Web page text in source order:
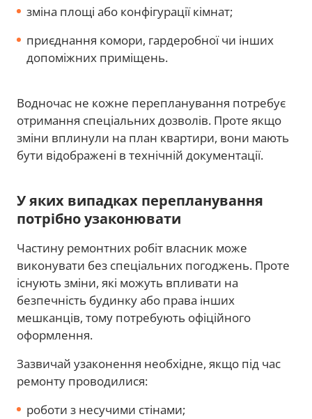
зміна площі або конфігурації кімнат;
приєднання комори, гардеробної чи інших
допоміжних приміщень.
Водночас не кожне перепланування потребує
отримання спеціальних дозволів. Проте якщо
зміни вплинули на план квартири, вони мають
бути відображені в технічній документації.
У яких випадках перепланування
потрібно узаконювати
Частину ремонтних робіт власник може
виконувати без спеціальних погоджень. Проте
існують зміни, які можуть впливати на
безпечність будинку або права інших
мешканців, тому потребують офіційного
оформлення.
Зазвичай узаконення необхідне, якщо під час
ремонту проводилися:
роботи з несучими стінами;